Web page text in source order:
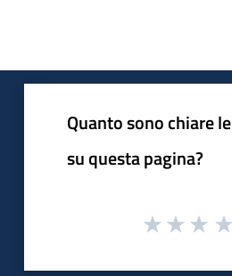
Quanto sono chiare
su questa pagina?